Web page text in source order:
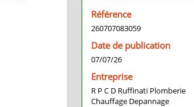
Référence
260707083059
Date de publication
07/07/26
Entreprise
R P C D Ruffinati Plomberie
Chauffage Depannage